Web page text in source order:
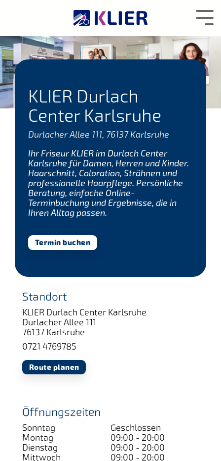
KLIER Durlach
Center Karlsruhe
Durlacher Allee 111, 76137 Karlsruhe
Ihr Friseur KLIER im Durlach Center
Karlsruhe für Damen, Herren und Kinder.
Haarschnitt, Coloration, Strähnen und
professionelle Haarpflege. Persönliche
Beratung, einfache Online-
Terminbuchung und Ergebnisse, die in
Ihren Alltag passen.
Termin buchen
Standort
KLIER Durlach Center Karlsruhe
Durlacher Allee 111
76137 Karlsruhe
0721 4769785
Route planen
Öffnungszeiten
Sonntag
Geschlossen
Montag
09:00 - 20:00
Dienstag
09:00 - 20:00
Mittwoch
09:00 - 20:00